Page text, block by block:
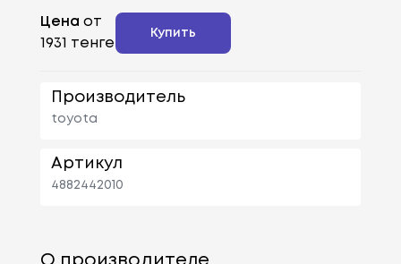
Цена от
1931 тенге
Купить
Производитель
toyota
Артикул
4882442010
О производителе